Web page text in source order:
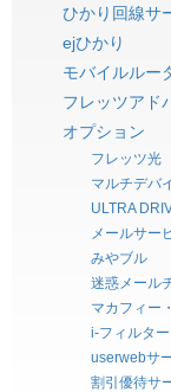
ひかり回線サ
ejひかり
モバイルルー
フレッツアド
オプション
フレッツ光
マルチデバ
ULTRA
メールサー
みやブル
迷惑メール
マカフィー
i-フィルタ
userwebサ
割引優待サ